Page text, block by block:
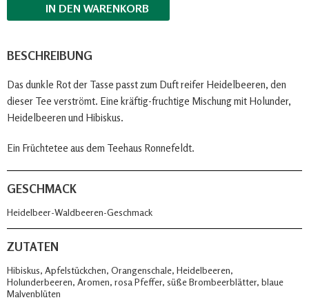
IN DEN WARENKORB
BESCHREIBUNG
Das dunkle Rot der Tasse passt zum Duft reifer Heidelbeeren, den
dieser Tee verströmt. Eine kräftig-fruchtige Mischung mit Holunder,
Heidelbeeren und Hibiskus.
Ein Früchtetee aus dem Teehaus Ronnefeldt.
GESCHMACK
Heidelbeer-Waldbeeren-Geschmack
ZUTATEN
Hibiskus, Apfelstückchen, Orangenschale, Heidelbeeren,
Holunderbeeren, Aromen, rosa Pfeffer, süße Brombeerblätter, blaue
Malvenblüten